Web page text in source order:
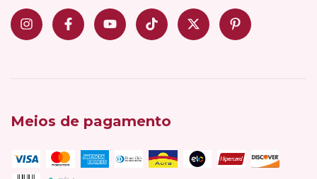
Meios de pagamento